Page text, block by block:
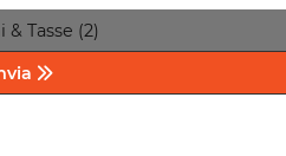
& Tasse (2)